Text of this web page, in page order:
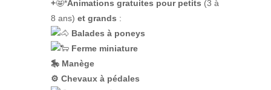
+🤩*Animations gratuites pour petits (3 à
8 ans) et grands :
Balades à poneys
Ferme miniature
🎠 Manège
⚙ Chevaux à pédales